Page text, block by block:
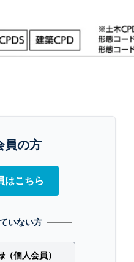
員の方
はこちら
いない方
個人会員）